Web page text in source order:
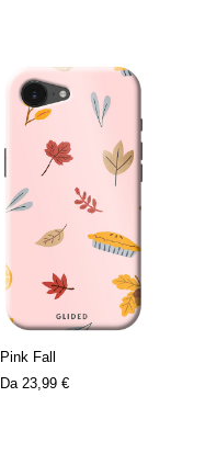
Pink Fall
Da 23,99 €